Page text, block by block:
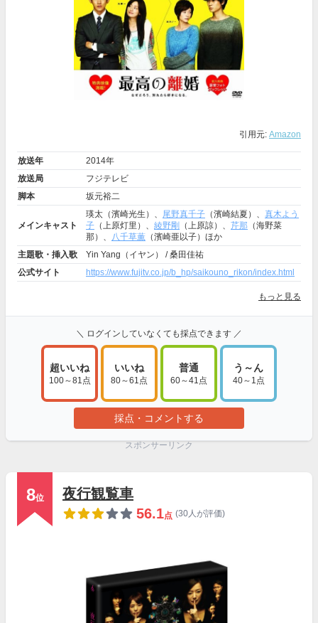
引用元: Amazon
放送年
2014年
放送局
フジテレビ
脚本
坂元裕二
メインキャスト
瑛太（濱崎光生）、 尾野真千子 （濱崎結夏）、 真木よう
子 （上原灯里）、 綾野剛 （上原諒）、 芹那 （海野菜
那）、 八千草薫 （濱崎亜以子）ほか
主題歌・挿入歌
Yin Yang（イヤン） / 桑田佳祐
公式サイト
https://www.fujitv.co.jp/b_hp/saikouno_rikon/index.html
もっと見る
＼ ログインしていなくても採点できます ／
超いいね
100～81点
いいね
80～61点
普通
60～41点
う～ん
40～1点
採点・コメントする
スポンサーリンク
8位
夜行観覧車
56.1点 (30人が評価)